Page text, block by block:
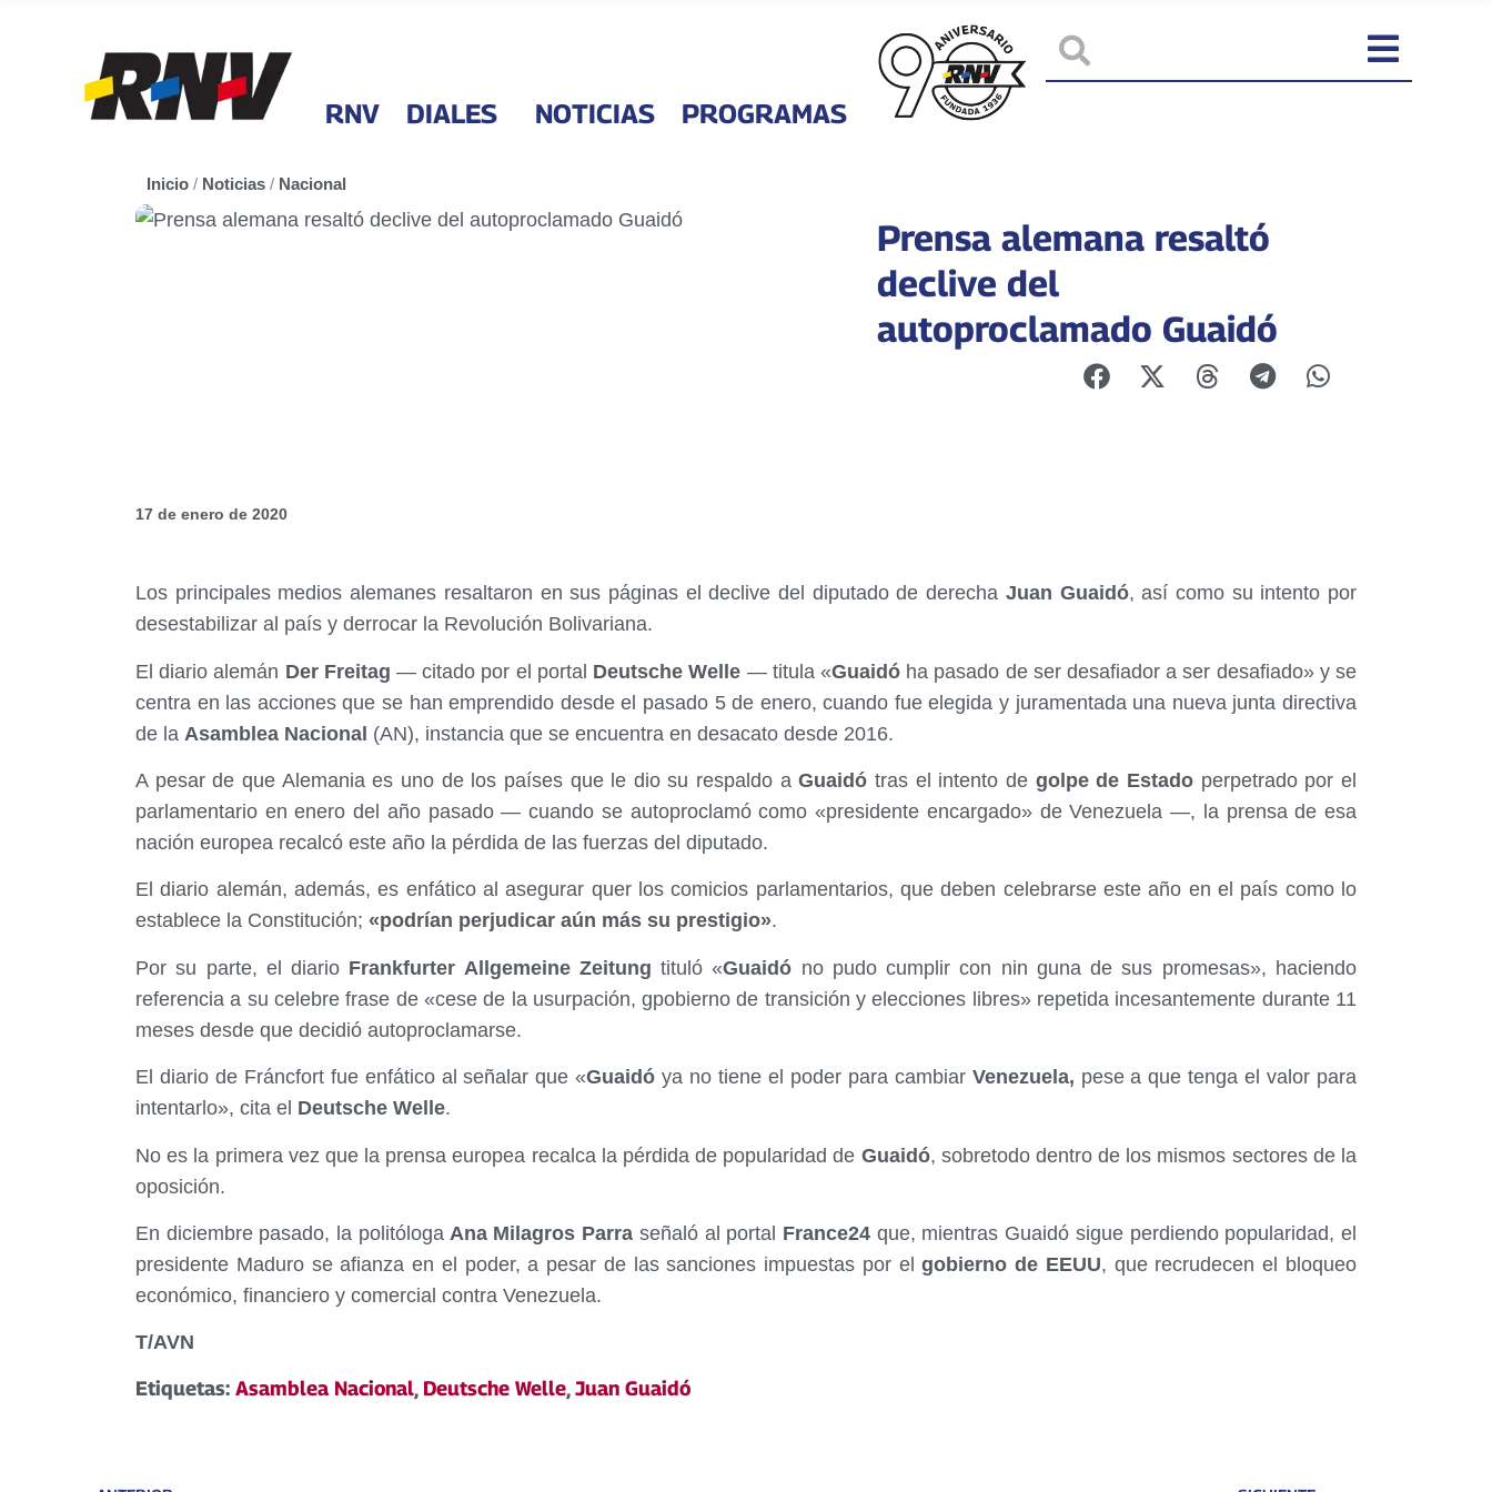
RNV DIALES NOTICIAS PROGRAMAS
Inicio / Noticias / Nacional
Prensa alemana resaltó
declive del
autoproclamado Guaidó
17 de enero de 2020
Los principales medios alemanes resaltaron en sus páginas el declive del diputado de derecha Juan Guaidó, así como su intento por
desestabilizar al país y derrocar la Revolución Bolivariana.
El diario alemán Der Freitag — citado por el portal Deutsche Welle — titula «Guaidóha pasado de ser desafiador a ser desafiado» y se
centra en las acciones que se han emprendido desde el pasado 5 de enero, cuando fue elegida y juramentada una nueva junta directiva
de la Asamblea Nacional (AN), instancia que se encuentra en desacato desde 2016.
A pesar de que Alemania es uno de los países que le dio su respaldo aGuaidó tras el intento de golpe de Estado perpetrado por el
parlamentario en enero del año pasado — cuando se autoproclamó como «presidente encargado» de Venezuela —, la prensa de esa
nación europea recalcó este año la pérdida de las fuerzas del diputado.
El diario alemán, además, es enfático al asegurar quer los comicios parlamentarios, que deben celebrarse este año en el país como lo
establece la Constitución; «podrían perjudicar aún más su prestigio».
Por su parte, el diario Frankfurter Allgemeine Zeitung tituló «Guaidó no pudo cumplir con nin guna de sus promesas», haciendo
referencia a su celebre frase de «cese de la usurpación, gpobierno de transición y elecciones libres» repetida incesantemente durante 11
meses desde que decidió autoproclamarse.
El diario de Fráncfort fue enfático al señalar que «Guaidó ya no tiene el poder para cambiar Venezuela, pese a que tenga el valor para
intentarlo», cita el Deutsche Welle.
No es la primera vez que la prensa europea recalca la pérdida de popularidad de Guaidó, sobretodo dentro de los mismos sectores de la
oposición.
En diciembre pasado, la politólogaAna Milagros Parra señaló al portal France24que, mientras Guaidó sigue perdiendo popularidad, el
presidente Maduro se afianza en el poder, a pesar de las sanciones impuestas por elgobierno de EEUU, que recrudecen el bloqueo
económico, financiero y comercial contra Venezuela.
T/AVN
Etiquetas: Asamblea Nacional, Deutsche Welle,Juan Guaidó